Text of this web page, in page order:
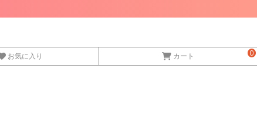
お気に入り カート 0